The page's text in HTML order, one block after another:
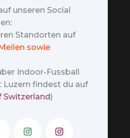
unseren Social
Standorten auf
sowie
Indoor-Fussball
Luzern findest du auf
Switzerland)